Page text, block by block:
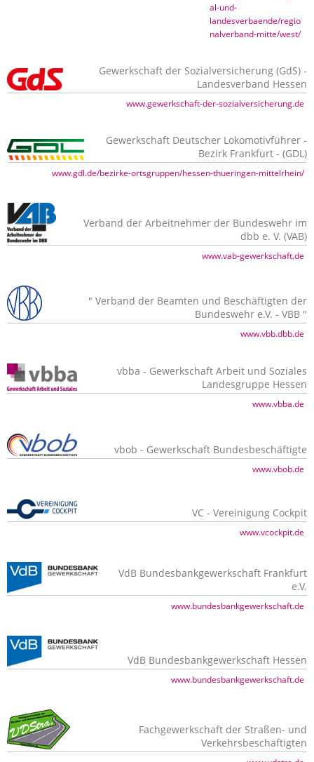
al-und-
landesverbaende/regio
nalverband-mitte/west/
Gewerkschaft der Sozialversicherung (GdS) -
Landesverband Hessen
www.gewerkschaft-der-sozialversicherung.de
Gewerkschaft Deutscher Lokomotivführer -
Bezirk Frankfurt - (GDL)
www.gdl.de/bezirke-ortsgruppen/hessen-thueringen-mittelrhein/
Verband der Arbeitnehmer der Bundeswehr im
dbb e. V. (VAB)
www.vab-gewerkschaft.de
" Verband der Beamten und Beschäftigten der
Bundeswehr e.V. - VBB "
www.vbb.dbb.de
vbba - Gewerkschaft Arbeit und Soziales
Landesgruppe Hessen
www.vbba.de
vbob - Gewerkschaft Bundesbeschäftigte
www.vbob.de
VC - Vereinigung Cockpit
www.vcockpit.de
VdB Bundesbankgewerkschaft Frankfurt
e.V.
www.bundesbankgewerkschaft.de
VdB Bundesbankgewerkschaft Hessen
www.bundesbankgewerkschaft.de
Fachgewerkschaft der Straßen- und
Verkehrsbeschäftigten